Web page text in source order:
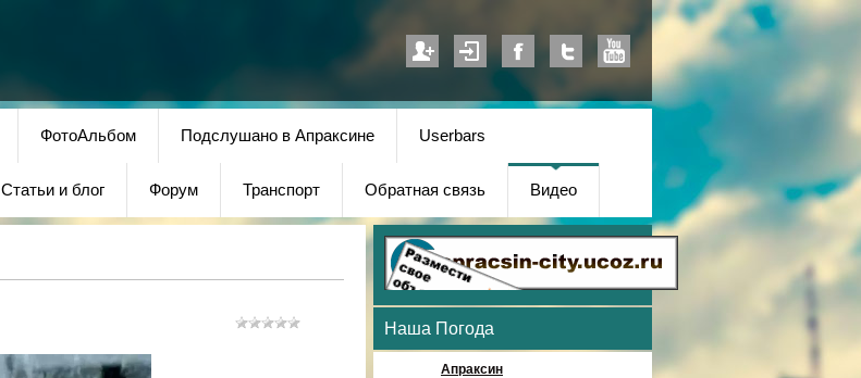
ФотоАльбом Подслушано в Апраксине Userbars
Статьи и блог Форум Транспорт Обратная связь Видео
Наша Погода
Апраксин